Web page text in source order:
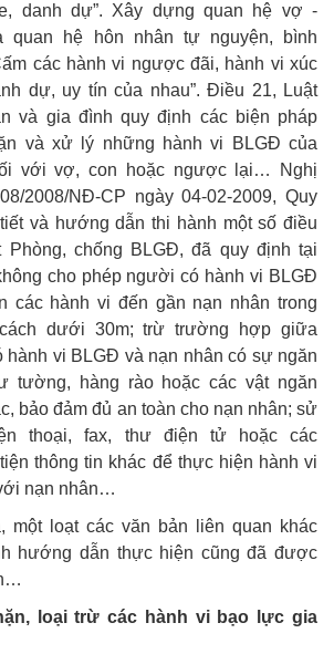
danh dự”. Xây dựng quan hệ vợ -
quan hệ hôn nhân tự nguyện, bình
các hành vi ngược đãi, hành vi xúc
dự, uy tín của nhau”. Điều 21, Luật
và gia đình quy định các biện pháp
và xử lý những hành vi BLGĐ của
với vợ, con hoặc ngược lại… Nghị
2008/NĐ-CP ngày 04-02-2009, Quy
và hướng dẫn thi hành một số điều
Phòng, chống BLGĐ, đã quy định tại
cho phép người có hành vi BLGĐ
các hành vi đến gần nạn nhân trong
dưới 30m; trừ trường hợp giữa
hành vi BLGĐ và nạn nhân có sự ngăn
tường, hàng rào hoặc các vật ngăn
bảo đảm đủ an toàn cho nạn nhân; sử
thoại, fax, thư điện tử hoặc các
thông tin khác để thực hiện hành vi
nạn nhân…
một loạt các văn bản liên quan khác
hướng dẫn thực hiện cũng đã được
loại trừ các hành vi bạo lực gia